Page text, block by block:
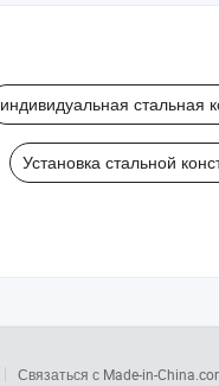
индивидуальная стальная
Установка стальной
Связаться с Made-in-